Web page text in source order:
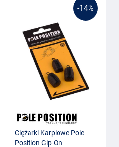
-14%
Ciężarki Karpiowe Pole
Position Gip-On